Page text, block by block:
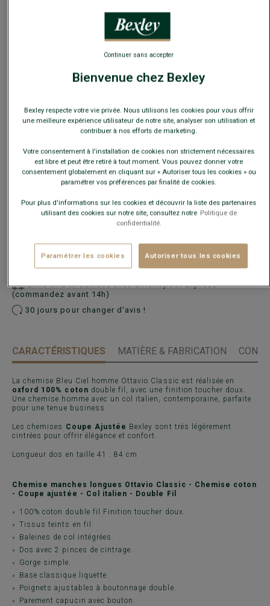
Payez en plusieurs fois dès 199€ d'achat
COULEURS DISPONIBLES
En cas d'hésitation, choisir la taille en-dessous de votre
Guide des tailles
Quelle est ma taille ?
Voir la disponibilité en magasin
Livré en 24h ouvrées avec Chronopost Express
(commandez avant 14h)
30 jours pour changer d'avis !
CARACTÉRISTIQUES MATIÈRE & FABRICATION
La chemise Bleu Ciel homme Ottavio Classic est réalisée en
oxford 100% coton double fil, avec une finition toucher doux.
Une chemise homme avec un col italien, contemporaine, parfaite
pour une tenue business.
Les chemises Coupe Ajustée Bexley sont très légèrement
cintrées pour offrir élégance et confort.
Longueur dos en taille 41 : 84 cm
Chemise manches longues Ottavio Classic - Chemise coton
- Coupe ajustée - Col italien - Double Fil
100% coton double fil Finition toucher doux.
Tissus teints en fil.
Baleines de col intégrées.
Dos avec 2 pinces de cintrage.
Gorge simple.
Base classique liquette.
Poignets ajustables à boutonnage double.
Parement capucin avec bouton.
Bienvenue chez Bexley
Bexley respecte votre vie privée. Nous utilisons les cookies pour vous offrir
une meilleure expérience utilisateur de notre site, analyser son utilisation et
contribuer à nos efforts de marketing.
Votre consentement à l'installation de cookies non strictement nécessaires
est libre et peut être retiré à tout moment. Vous pouvez donner votre
consentement globalement en cliquant sur « Autoriser tous les cookies » ou
paramétrer vos préférences par finalité de cookies.
Pour plus d'informations sur les cookies et découvrir la liste des partenaires
utilisant des cookies sur notre site, consultez notre Politique de
confidentialité.
Paramétrer les cookies Autoriser tous les cookies
Continuer sans accepter